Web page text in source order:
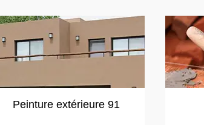
Peinture extérieure 91